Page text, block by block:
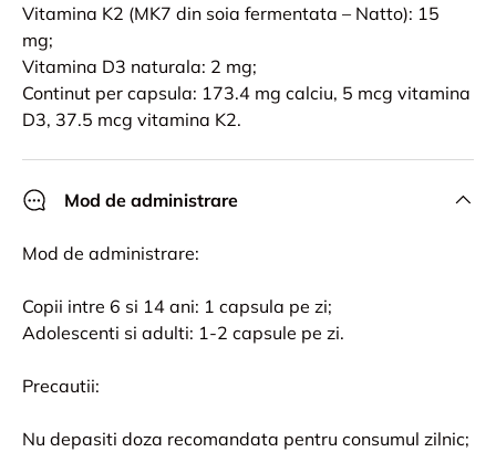
Vitamina K2 (MK7 din soia fermentata – Natto): 15
mg;
Vitamina D3 naturala: 2 mg;
Continut per capsula: 173.4 mg calciu, 5 mcg vitamina
D3, 37.5 mcg vitamina K2.
Mod de administrare
Mod de administrare:
Copii intre 6 si 14 ani: 1 capsula pe zi;
Adolescenti si adulti: 1-2 capsule pe zi.
Precautii:
Nu depasiti doza recomandata pentru consumul zilnic;